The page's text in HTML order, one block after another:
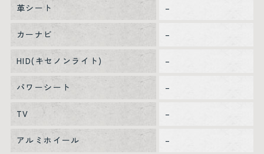
革シート –
カーナビ –
HID(キセノンライト) –
パワーシート –
TV –
アルミホイール –